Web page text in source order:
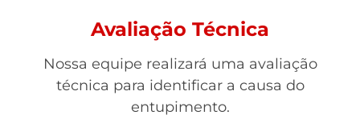
Avaliação Técnica
Nossa equipe realizará uma avaliação
técnica para identificar a causa do
entupimento.